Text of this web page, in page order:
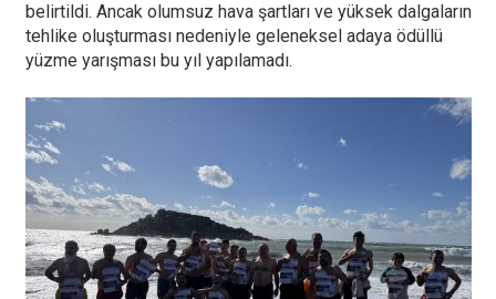
belirtildi. Ancak olumsuz hava şartları ve yüksek dalgaların
tehlike oluşturması nedeniyle geleneksel adaya ödüllü
yüzme yarışması bu yıl yapılamadı.